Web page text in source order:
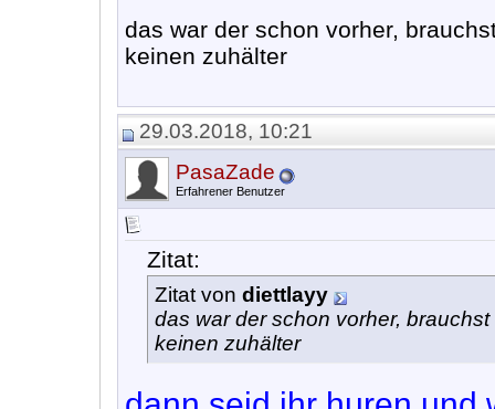
das war der schon vorher,
keinen zuhälter
29.03.2018, 10:21
PasaZade
Erfahrener Benutzer
Zitat:
Zitat von diettlayy
das war der schon vorher,
keinen zuhälter